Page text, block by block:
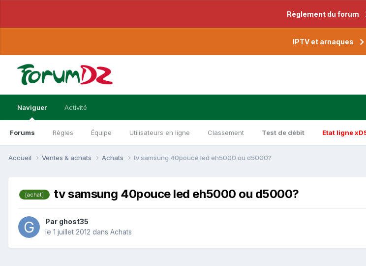
Règlement du forum
IPTV et arnaques
Naviguer
Forums Règles Équipe Utilisateurs en ligne Classement Test de débit Etat ligne
Activité
Accueil Ventes & achats Achats tv samsung 40pouce led eh5000 ou d5000?
[achat] tv samsung 40pouce led eh5000 ou d5000?
Par ghost35
le 1 juillet 2012 dans Achats